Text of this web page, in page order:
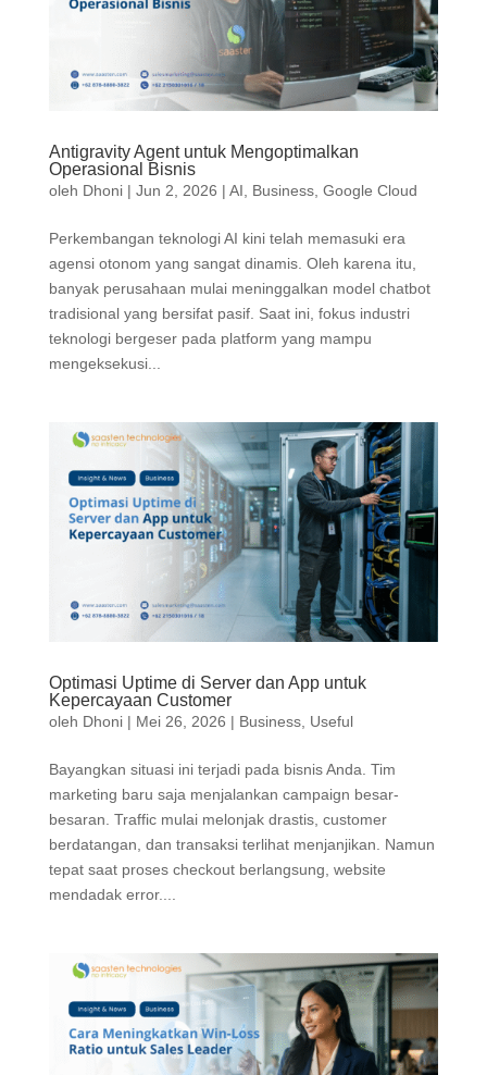
Antigravity Agent untuk Mengoptimalkan
Operasional Bisnis
oleh Dhoni| Jun 2, 2026 | AI, Business, Google Cloud
Perkembangan teknologi AI kini telah memasuki era
agensi otonom yang sangat dinamis. Oleh karena itu,
banyak perusahaan mulai meninggalkan model chatbot
tradisional yang bersifat pasif. Saat ini, fokus industri
teknologi bergeser pada platform yang mampu
mengeksekusi...
Optimasi Uptime di Server dan App untuk
Kepercayaan Customer
oleh Dhoni| Mei 26, 2026 | Business, Useful
Bayangkan situasi ini terjadi pada bisnis Anda. Tim
marketing baru saja menjalankan campaign besar-
besaran. Traffic mulai melonjak drastis, customer
berdatangan, dan transaksi terlihat menjanjikan. Namun
tepat saat proses checkout berlangsung, website
mendadak error....